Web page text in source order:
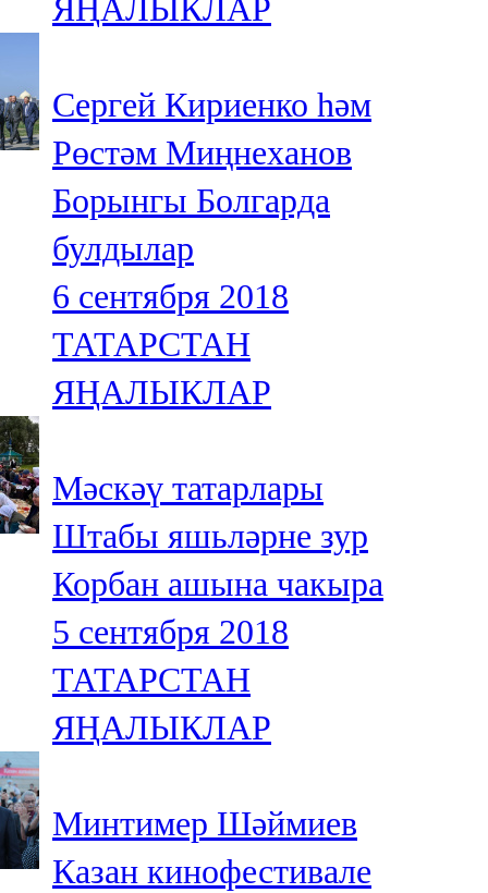
ЯҢАЛЫКЛАР
Сергей Кириенко һәм
Рөстәм Миңнеханов
Борынгы Болгарда
булдылар
6 сентября 2018
ТАТАРСТАН
ЯҢАЛЫКЛАР
Мәскәү татарлары
Штабы яшьләрне зур
Корбан ашына чакыра
5 сентября 2018
ТАТАРСТАН
ЯҢАЛЫКЛАР
Минтимер Шәймиев
Казан кинофестивале